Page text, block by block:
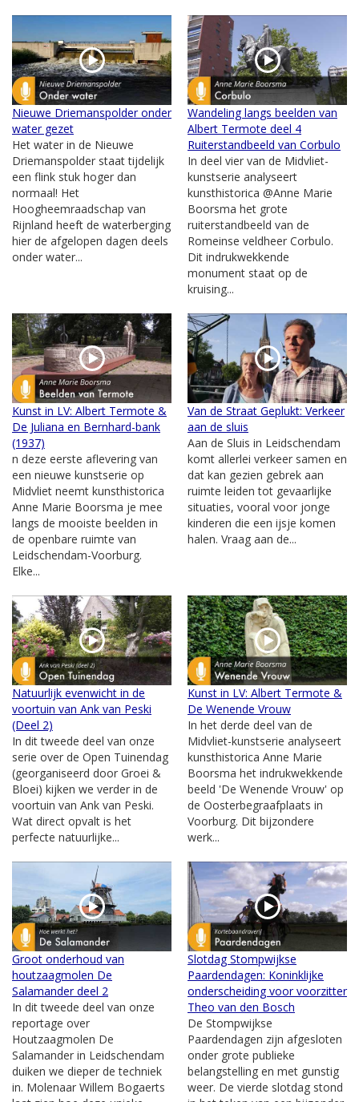
Nieuwe Driemanspolder onder
water gezet
Het water in de Nieuwe
Driemanspolder staat tijdelijk
een flink stuk hoger dan
normaal! Het
Hoogheemraadschap van
Rijnland heeft de waterberging
hier de afgelopen dagen deels
onder water...
Wandeling langs beelden van
Albert Termote deel 4
Ruiterstandbeeld van Corbulo
In deel vier van de Midvliet-
kunstserie analyseert
kunsthistorica @Anne Marie
Boorsma het grote
ruiterstandbeeld van de
Romeinse veldheer Corbulo.
Dit indrukwekkende
monument staat op de
kruising...
Kunst in LV: Albert Termote &
De Juliana en Bernhard-bank
(1937)
n deze eerste aflevering van
een nieuwe kunstserie op
Midvliet neemt kunsthistorica
Anne Marie Boorsma je mee
langs de mooiste beelden in
de openbare ruimte van
Leidschendam-Voorburg.
Elke...
Van de Straat Geplukt: Verkeer
aan de sluis
Aan de Sluis in Leidschendam
komt allerlei verkeer samen en
dat kan gezien gebrek aan
ruimte leiden tot gevaarlijke
situaties, vooral voor jonge
kinderen die een ijsje komen
halen. Vraag aan de...
Natuurlijk evenwicht in de
voortuin van Ank van Peski
(Deel 2)
In dit tweede deel van onze
serie over de Open Tuinendag
(georganiseerd door Groei &
Bloei) kijken we verder in de
voortuin van Ank van Peski.
Wat direct opvalt is het
perfecte natuurlijke...
Kunst in LV: Albert Termote &
De Wenende Vrouw
In het derde deel van de
Midvliet-kunstserie analyseert
kunsthistorica Anne Marie
Boorsma het indrukwekkende
beeld 'De Wenende Vrouw' op
de Oosterbegraafplaats in
Voorburg. Dit bijzondere
werk...
Groot onderhoud van
houtzaagmolen De
Salamander deel 2
In dit tweede deel van onze
reportage over
Houtzaagmolen De
Salamander in Leidschendam
duiken we dieper de techniek
in. Molenaar Willem Bogaerts
Slotdag Stompwijkse
Paardendagen: Koninklijke
onderscheiding voor voorzitter
Theo van den Bosch
De Stompwijkse
Paardendagen zijn afgesloten
onder grote publieke
belangstelling en met gunstig
weer. De vierde slotdag stond